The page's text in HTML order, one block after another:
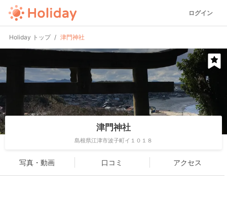
ログイン
Holiday トップ 津門神社
津門神社
島根県江津市波子町イ１０１８
写真・動画 口コミ アクセス